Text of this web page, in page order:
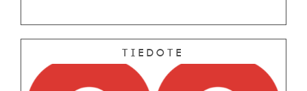
Tiedote